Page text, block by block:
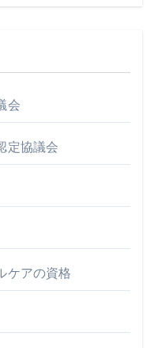
会
定協議会
ケアの資格